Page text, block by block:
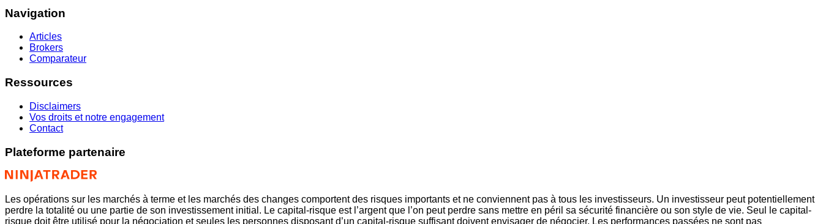
Navigation
Articles
Brokers
Comparateur
Ressources
Disclaimers
Vos droits et notre engagement
Contact
Plateforme partenaire
Les opérations sur les marchés à terme et les marchés des changes comportent des risques importants et ne conviennent pas à tous les investisseurs. Un investisseur peut potentiellement
perdre la totalité ou une partie de son investissement initial. Le capital-risque est l’argent que l’on peut perdre sans mettre en péril sa sécurité financière ou son style de vie. Seul le capital-
risque doit être utilisé pour la négociation et seules les personnes disposant d’un capital-risque suffisant doivent envisager de négocier. Les performances passées ne sont pas